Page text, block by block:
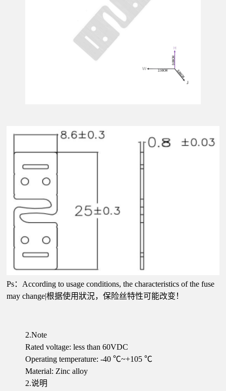
Ps：According to usage conditions, the characteristics of the fuse
may change|根据使用狀況，保险丝特性可能改变！
2.Note
Rated voltage: less than 60VDC
Operating temperature: -40 ℃~+105 ℃
Material: Zinc alloy
2.说明